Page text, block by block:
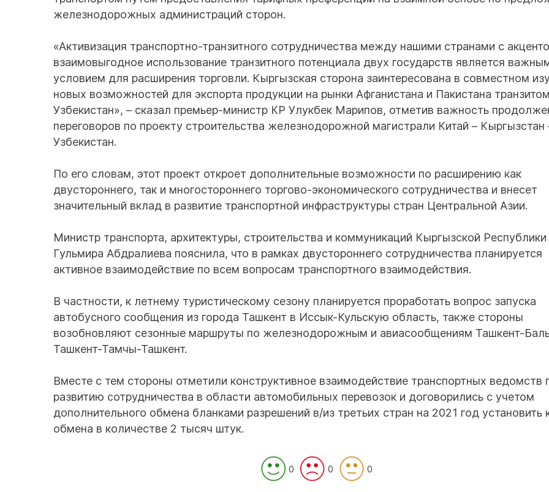
железнодорожных администраций сторон.
«Активизация транспортно-транзитного сотрудничества между нашими странами с
взаимовыгодное использование транзитного потенциала двух государств является
условием для расширения торговли. Кыргызская сторона заинтересована в совместном
новых возможностей для экспорта продукции на рынки Афганистана и Пакистана
Узбекистан», – сказал премьер-министр КР Улукбек Марипов, отметив важность
переговоров по проекту строительства железнодорожной магистрали Китай – Кыргызстан
Узбекистан.
По его словам, этот проект откроет дополнительные возможности по расширению как
двустороннего, так и многостороннего торгово-экономического сотрудничества и внесет
значительный вклад в развитие транспортной инфраструктуры стран Центральной Азии.
Министр транспорта, архитектуры, строительства и коммуникаций Кыргызской Республики
Гульмира Абдралиева пояснила, что в рамках двустороннего сотрудничества планируется
активное взаимодействие по всем вопросам транспортного взаимодействия.
В частности, к летнему туристическому сезону планируется проработать вопрос запуска
автобусного сообщения из города Ташкент в Иссык-Кульскую область, также стороны
возобновляют сезонные маршруты по железнодорожным и авиасообщениям Ташкент-
Ташкент-Тамчы-Ташкент.
Вместе с тем стороны отметили конструктивное взаимодействие транспортных ведомств
развитию сотрудничества в области автомобильных перевозок и договорились с учетом
дополнительного обмена бланками разрешений в/из третьих стран на 2021 год установить
обмена в количестве 2 тысяч штук.
0 0 0